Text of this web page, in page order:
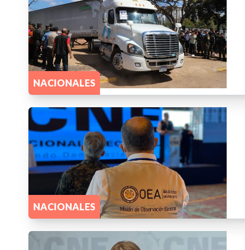
NACIONALES
NACIONALES